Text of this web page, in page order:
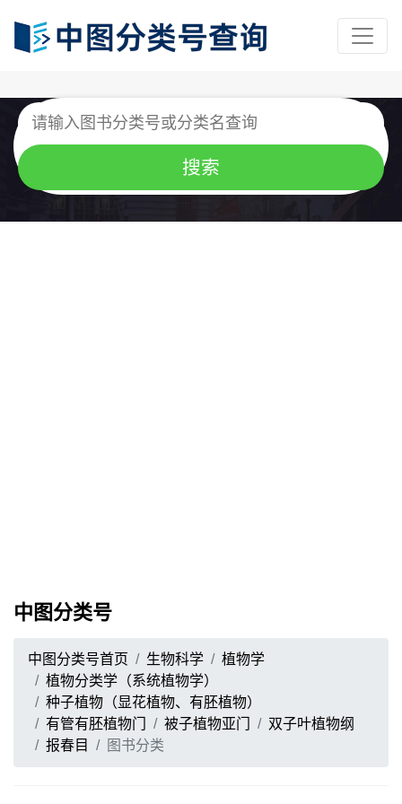
中图分类号
中图分类号首页 生物科学
植物学
植物分类学（系统植物学）
种子植物（显花植物、有胚植物）
有管有胚植物门
被子植物亚门
双子叶植物纲
报春目
图书分类